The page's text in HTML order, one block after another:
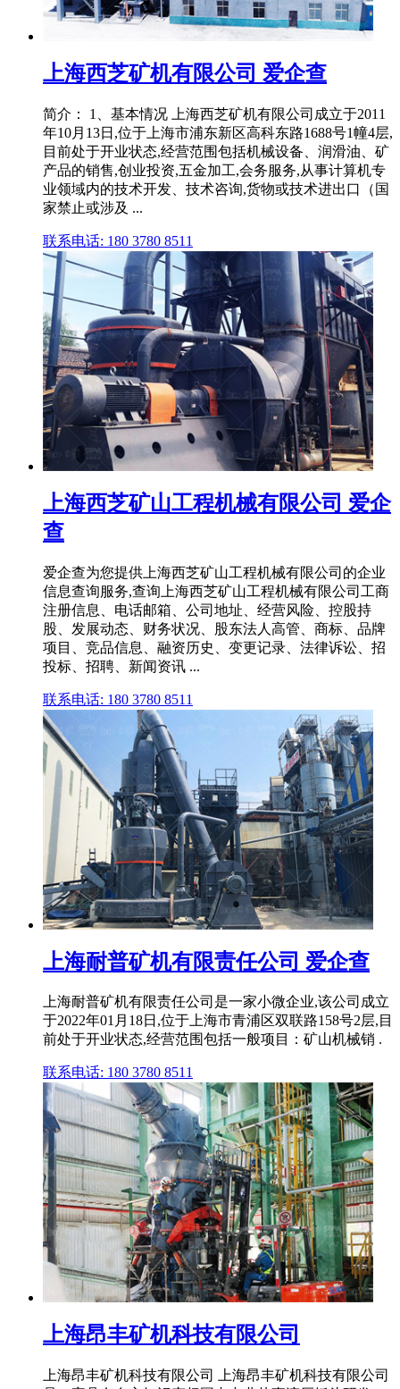
上海西芝矿机有限公司 爱企查
简介： 1、基本情况 上海西芝矿机有限公司成立于2011
年10月13日,位于上海市浦东新区高科东路1688号1幢4层,
目前处于开业状态,经营范围包括机械设备、润滑油、矿
产品的销售,创业投资,五金加工,会务服务,从事计算机专
业领域内的技术开发、技术咨询,货物或技术进出口（国
家禁止或涉及 ...
联系电话: 180 3780 8511
上海西芝矿山工程机械有限公司 爱企
查
爱企查为您提供上海西芝矿山工程机械有限公司的企业
信息查询服务,查询上海西芝矿山工程机械有限公司工商
注册信息、电话邮箱、公司地址、经营风险、控股持
股、发展动态、财务状况、股东法人高管、商标、品牌
项目、竞品信息、融资历史、变更记录、法律诉讼、招
投标、招聘、新闻资讯 ...
联系电话: 180 3780 8511
上海耐普矿机有限责任公司 爱企查
上海耐普矿机有限责任公司是一家小微企业,该公司成立
于2022年01月18日,位于上海市青浦区双联路158号2层,目
前处于开业状态,经营范围包括一般项目：矿山机械销 .
联系电话: 180 3780 8511
上海昂丰矿机科技有限公司
上海昂丰矿机科技有限公司 上海昂丰矿机科技有限公司